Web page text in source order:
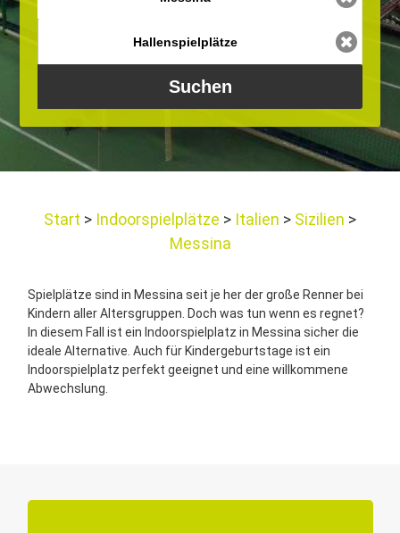
Start Indoorspielplätze Italien
Sizilien
Messina
Spielplätze sind in Messina seit je her der große Renner bei
Kindern aller Altersgruppen. Doch was tun wenn es regnet?
In diesem Fall ist ein Indoorspielplatz in Messina sicher die
ideale Alternative. Auch für Kindergeburtstage ist ein
Indoorspielplatz perfekt geeignet und eine willkommene
Abwechslung.